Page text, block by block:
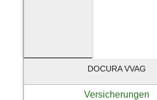
DOCURA VVAG
Versicherungen